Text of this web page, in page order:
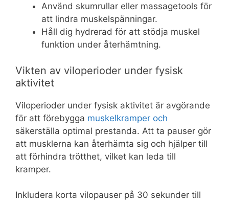
Använd skumrullar eller massagetools för
att lindra muskelspänningar.
Håll dig hydrerad för att stödja muskel
funktion under återhämtning.
Vikten av viloperioder under fysisk
aktivitet
Viloperioder under fysisk aktivitet är avgörande
för att förebygga muskelkramper och
säkerställa optimal prestanda. Att ta pauser gör
att musklerna kan återhämta sig och hjälper till
att förhindra trötthet, vilket kan leda till
kramper.
Inkludera korta vilopauser på 30 sekunder till